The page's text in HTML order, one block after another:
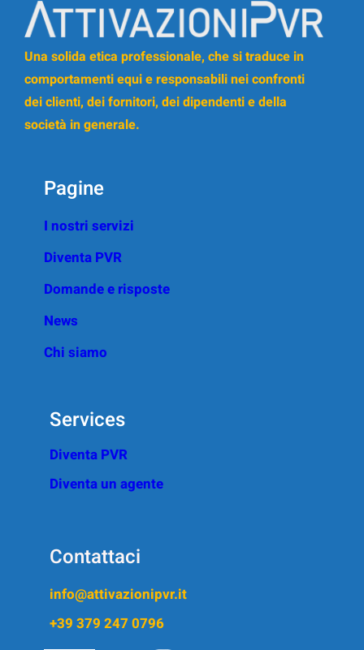
Una solida etica professionale, che si traduce in
comportamenti equi e responsabili nei confronti
dei clienti, dei fornitori, dei dipendenti e della
società in generale.
Pagine
I nostri servizi
Diventa PVR
Domande e risposte
News
Chi siamo
Services
Diventa PVR
Diventa un agente
Contattaci
info@attivazionipvr.it
+39 379 247 0796